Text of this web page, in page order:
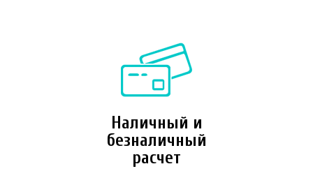
Наличный и
безналичный
расчет